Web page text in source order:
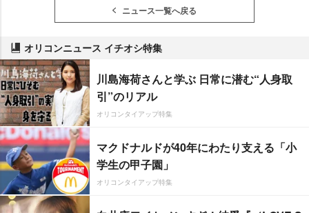
ニュース一覧へ戻る
オリコンニュース イチオシ特集
川島海荷さんと学ぶ 日常に潜む“人身取
引”のリアル
オリコンタイアップ特集
マクドナルドが40年にわたり支える「小
学生の甲子園」
オリコンタイアップ特集